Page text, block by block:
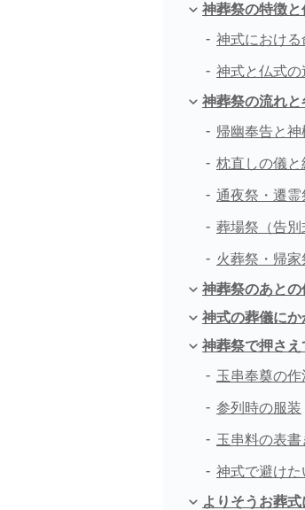
神葬祭の特徴
神式におけ
神式と仏式の
神葬祭の流れ
帰幽奉告と神
枕直しの儀と
通夜祭・遷霊
葬場祭（告別
火葬祭・帰
神葬祭のあとの
神式の葬儀にか
神葬祭で押さ
玉串奉奠の作
参列時の服装
玉串料の表
神式で避けた
よりそうお葬